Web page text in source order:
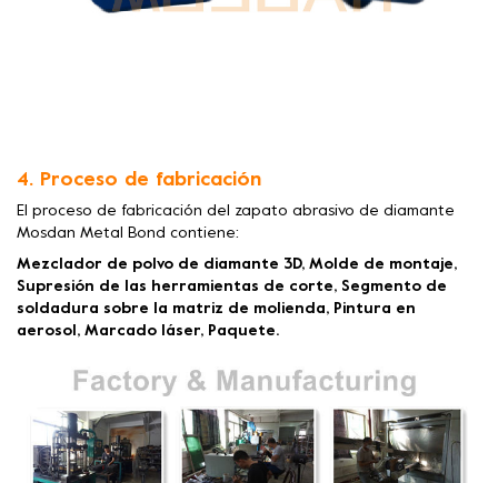
4. Proceso de fabricación
El proceso de fabricación del zapato abrasivo de diamante
Mosdan Metal Bond contiene:
Mezclador de polvo de diamante 3D, Molde de montaje,
Supresión de las herramientas de corte, Segmento de
soldadura sobre la matriz de molienda, Pintura en
aerosol, Marcado láser, Paquete.